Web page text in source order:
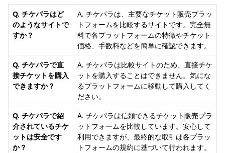
Q. チケパラはど
のようなサイトで
すか？
A. チケパラは、主要なチケット販売プラッ
トフォームを比較するサイトです。完全無
料で各プラットフォームの特徴やチケット
価格、手数料などを簡単に確認できます。
Q. チケパラで直
接チケットを購入
できますか？
A. チケパラは比較サイトのため、直接チケ
ットを購入することはできません。気にな
るプラットフォームに移動して購入してく
ださい。
Q. チケパラで紹
介されているチケ
ットは安全です
か？
A. チケパラは信頼できるチケット販売プラ
ットフォームを比較しています。安心して
利用できますが、最終的な取引は各プラッ
トフォームの規約に基づいて行われます。